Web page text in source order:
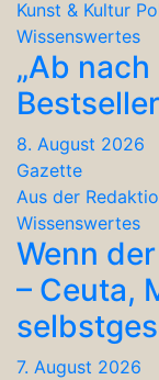
Kunst & Kultur
Wissenswertes
„Ab
8. August 2026
Gazette
Aus der
Wissenswertes
Wenn
– Ceuta,
7. August 2026